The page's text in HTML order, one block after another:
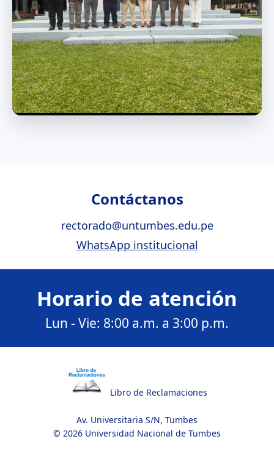
Contáctanos
rectorado@untumbes.edu.pe
WhatsApp institucional
Horario de atención
Lun - Vie: 8:00 a.m. a 3:00 p.m.
Libro de Reclamaciones
Av. Universitaria S/N, Tumbes
© 2026 Universidad Nacional de Tumbes